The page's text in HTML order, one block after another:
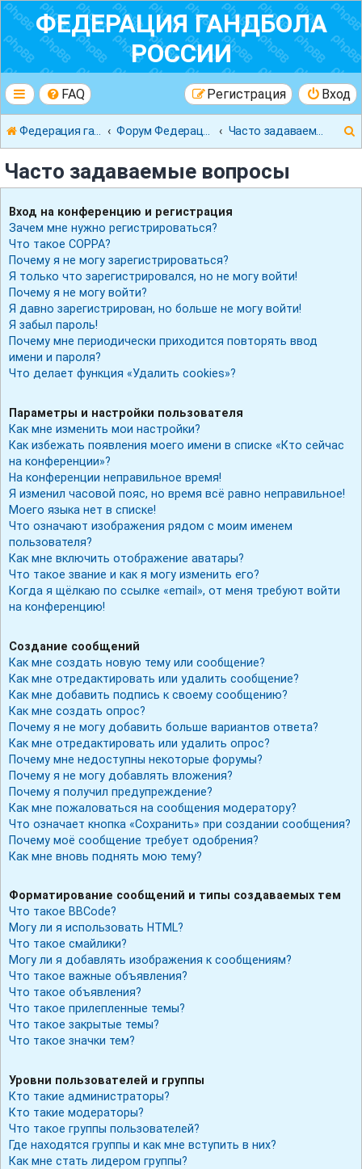
ФЕДЕРАЦИЯ ГАНДБОЛА
РОССИИ
FAQ Вход
Регистрация
Федерация гандбола России
Часто задаваемые вопросы
Вход на конференцию и регистрация
Зачем мне нужно регистрироваться?
Что такое COPPA?
Почему я не могу зарегистрироваться?
Я только что зарегистрировался, но не могу войти!
Почему я не могу войти?
Я давно зарегистрирован, но больше не могу войти!
Я забыл пароль!
Почему мне периодически приходится повторять ввод
имени и пароля?
Что делает функция «Удалить cookies»?
Параметры и настройки пользователя
Как мне изменить мои настройки?
Как избежать появления моего имени в списке «Кто сейчас
на конференции»?
На конференции неправильное время!
Я изменил часовой пояс, но время всё равно неправильное!
Моего языка нет в списке!
Что означают изображения рядом с моим именем
пользователя?
Как мне включить отображение аватары?
Что такое звание и как я могу изменить его?
Когда я щёлкаю по ссылке «email», от меня требуют войти
на конференцию!
Создание сообщений
Как мне создать новую тему или сообщение?
Как мне отредактировать или удалить сообщение?
Как мне добавить подпись к своему сообщению?
Как мне создать опрос?
Почему я не могу добавить больше вариантов ответа?
Как мне отредактировать или удалить опрос?
Почему мне недоступны некоторые форумы?
Почему я не могу добавлять вложения?
Почему я получил предупреждение?
Как мне пожаловаться на сообщения модератору?
Что означает кнопка «Сохранить» при создании сообщения?
Почему моё сообщение требует одобрения?
Как мне вновь поднять мою тему?
Форматирование сообщений и типы создаваемых тем
Что такое BBCode?
Могу ли я использовать HTML?
Что такое смайлики?
Могу ли я добавлять изображения к сообщениям?
Что такое важные объявления?
Что такое объявления?
Что такое прилепленные темы?
Что такое закрытые темы?
Что такое значки тем?
Уровни пользователей и группы
Кто такие администраторы?
Кто такие модераторы?
Что такое группы пользователей?
Где находятся группы и как мне вступить в них?
Как мне стать лидером группы?